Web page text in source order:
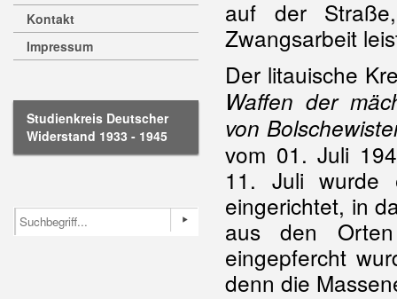
Kontakt
Impressum
Studienkreis Deutscher
Widerstand 1933 - 1945
auf der
Zwangsarbeit
Der litauische
Waffen der
von
vom 01. Juli
11. Juli wurde
eingerichtet, in
aus den
eingepfercht
denn die